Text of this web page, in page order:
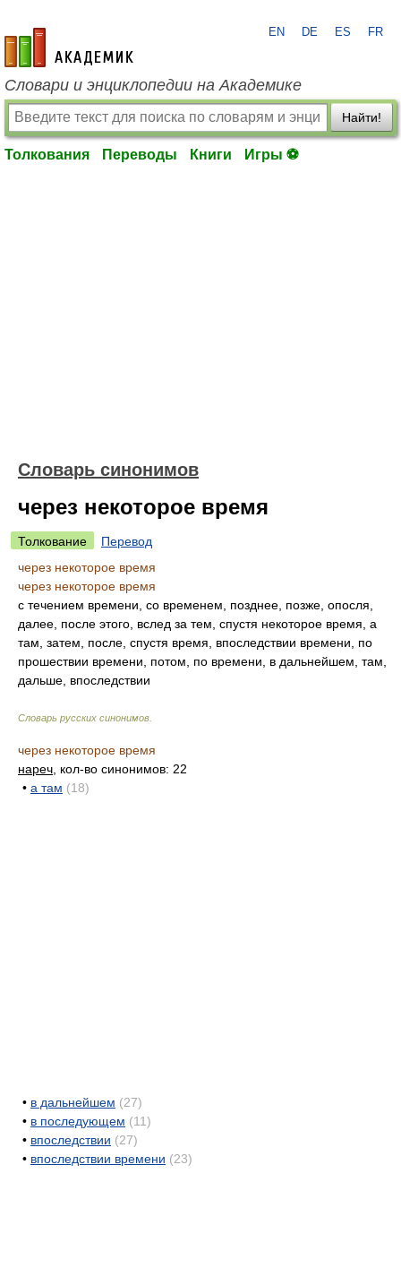
academic.ru
EN DE ES FR
Словари и энциклопедии на Академике
Найти!
Толкования Переводы Книги Игры ⚽
Словарь синонимов
через некоторое время
Толкование
Перевод
через некоторое время
через некоторое время
с течением времени, со временем, позднее, позже, опосля,
далее, после этого, вслед за тем, спустя некоторое время, а
там, затем, после, спустя время, впоследствии времени, по
прошествии времени, потом, по времени, в дальнейшем, там,
дальше, впоследствии
Словарь русских синонимов
через некоторое время
нареч , кол-во синонимов: 22
• а там (18)
• в дальнейшем (27)
• в последующем (11)
• впоследствии (27)
• впоследствии времени (23)